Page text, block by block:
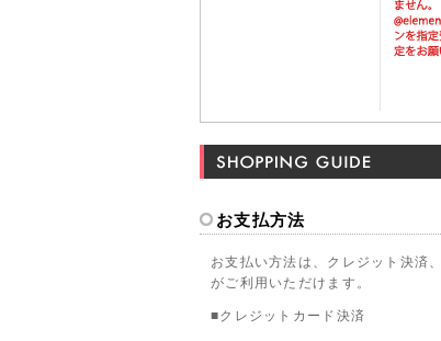
お支払方法
お支払い方法は、クレジット決済
がご利用いただけます。
■クレジットカード決済